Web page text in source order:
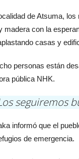
de Atsuma,
madera con la
casas y
personas están
pública NHK.
seguiremos
informó que el
de emergencia.